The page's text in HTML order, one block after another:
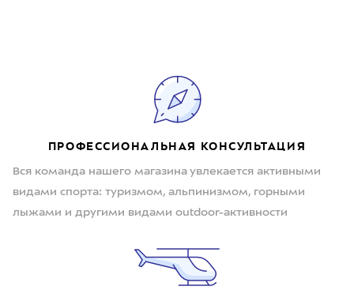
ПРОФЕССИОНАЛЬНАЯ КОНСУЛЬТАЦИЯ
Вся команда нашего магазина увлекается активными
видами спорта: туризмом, альпинизмом, горными
лыжами и другими видами outdoor-активности